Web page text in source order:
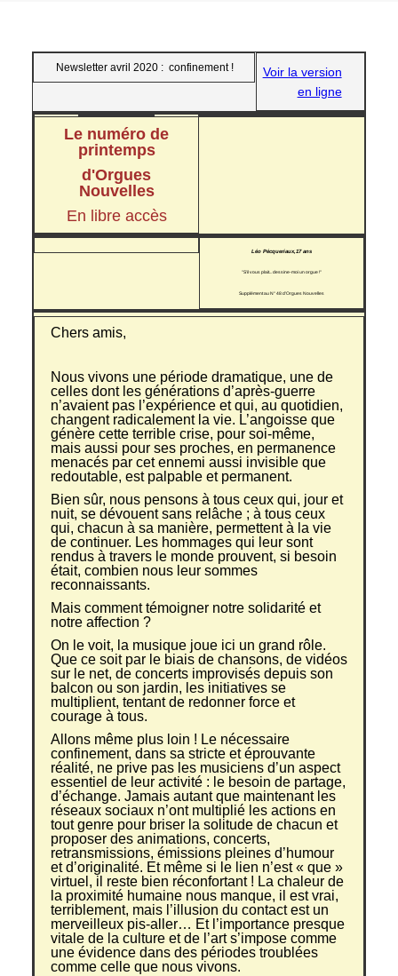
Newsletter avril 2020 : confinement !
Voir la version
en ligne
Le numéro de
printemps
d'Orgues
Nouvelles
En libre accès
Léo Pécqueriaux,17 ans
"S'il vous plait... dessine-moi un orgue !"
Supplément au N° 48 d'Orgues Nouvelles
Chers amis,
Nous vivons une période dramatique, une de
celles dont les générations d’après-guerre
n’avaient pas l’expérience et qui, au quotidien,
changent radicalement la vie. L’angoisse que
génère cette terrible crise, pour soi-même,
mais aussi pour ses proches, en permanence
menacés par cet ennemi aussi invisible que
redoutable, est palpable et permanent.
Bien sûr, nous pensons à tous ceux qui, jour et
nuit, se dévouent sans relâche ; à tous ceux
qui, chacun à sa manière, permettent à la vie
de continuer. Les hommages qui leur sont
rendus à travers le monde prouvent, si besoin
était, combien nous leur sommes
reconnaissants.
Mais comment témoigner notre solidarité et
notre affection ?
On le voit, la musique joue ici un grand rôle.
Que ce soit par le biais de chansons, de vidéos
sur le net, de concerts improvisés depuis son
balcon ou son jardin, les initiatives se
multiplient, tentant de redonner force et
courage à tous.
Allons même plus loin ! Le nécessaire
confinement, dans sa stricte et éprouvante
réalité, ne prive pas les musiciens d’un aspect
essentiel de leur activité : le besoin de partage,
d’échange. Jamais autant que maintenant les
réseaux sociaux n’ont multiplié les actions en
tout genre pour briser la solitude de chacun et
proposer des animations, concerts,
retransmissions, émissions pleines d’humour
et d’originalité. Et même si le lien n’est « que »
virtuel, il reste bien réconfortant ! La chaleur de
la proximité humaine nous manque, il est vrai,
terriblement, mais l’illusion du contact est un
merveilleux pis-aller… Et l’importance presque
vitale de la culture et de l’art s’impose comme
une évidence dans des périodes troublées
comme celle que nous vivons.